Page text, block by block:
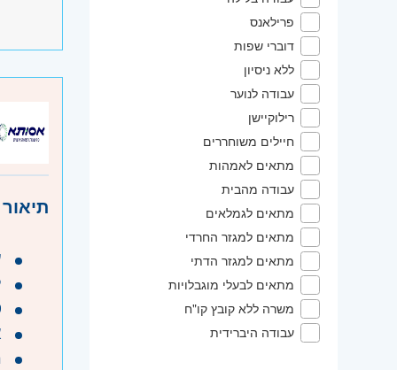
פרילאנס
דוברי שפות
ללא ניסיון
עבודה לנוער
רילוקיישן
חיילים משוחררים
מתאים לאמהות
עבודה מהבית
מתאים לגמלאים
מתאים למגזר החרדי
מתאים למגזר הדתי
מתאים לבעלי מוגבלויות
משרה ללא קובץ קו"ח
עבודה היברידית
-
-
-
דרום-
השפלה